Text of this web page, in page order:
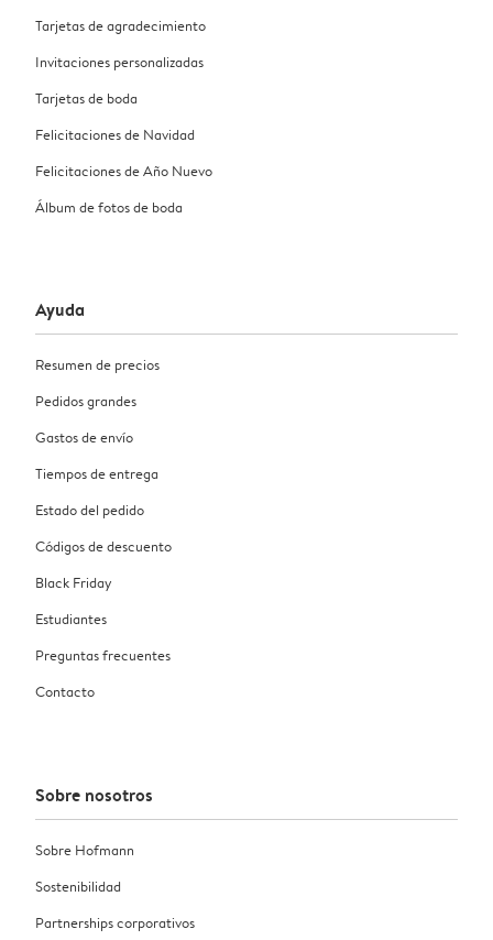
Tarjetas de agradecimiento
Invitaciones personalizadas
Tarjetas de boda
Felicitaciones de Navidad
Felicitaciones de Año Nuevo
Álbum de fotos de boda
Ayuda
Resumen de precios
Pedidos grandes
Gastos de envío
Tiempos de entrega
Estado del pedido
Códigos de descuento
Black Friday
Estudiantes
Preguntas frecuentes
Contacto
Sobre nosotros
Sobre Hofmann
Sostenibilidad
Partnerships corporativos